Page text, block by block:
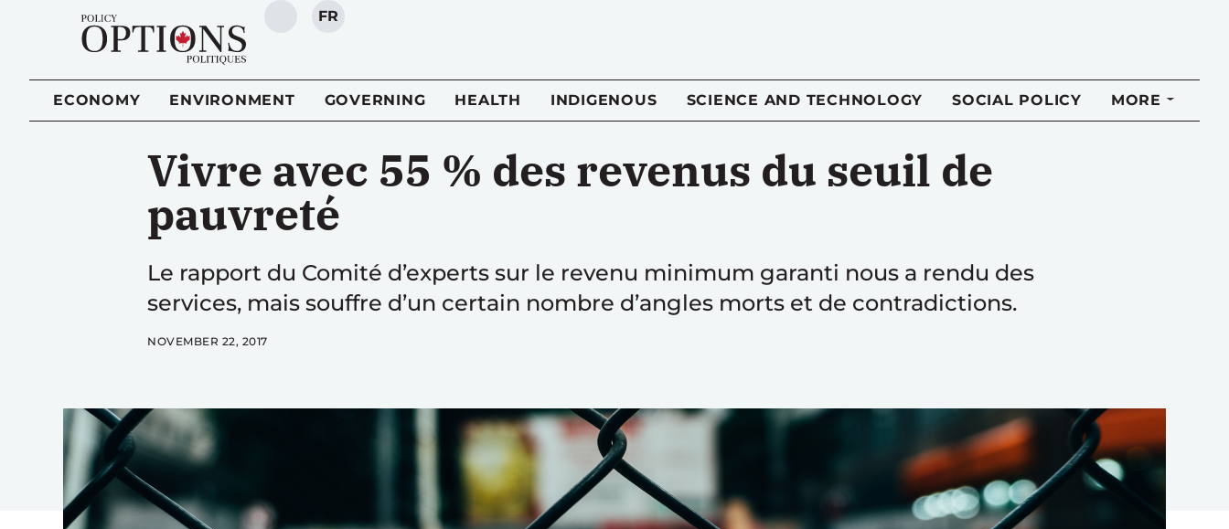
SEARCH
FR
ECONOMY ENVIRONMENT GOVERNING HEALTH INDIGENOUS SCIENCE AND TECHNOLOGY SOCIAL POLICY MORE
Vivre avec 55 % des revenus du seuil de
pauvreté
Le rapport du Comité d’experts sur le revenu minimum garanti nous a rendu des
services, mais souffre d’un certain nombre d’angles morts et de contradictions.
NOVEMBER 22, 2017